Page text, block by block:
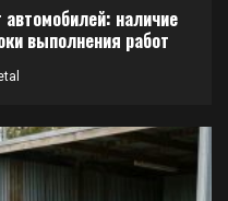
наличие
выполнения работ